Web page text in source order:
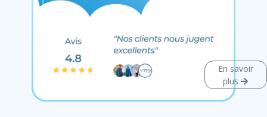
En savoir
plus